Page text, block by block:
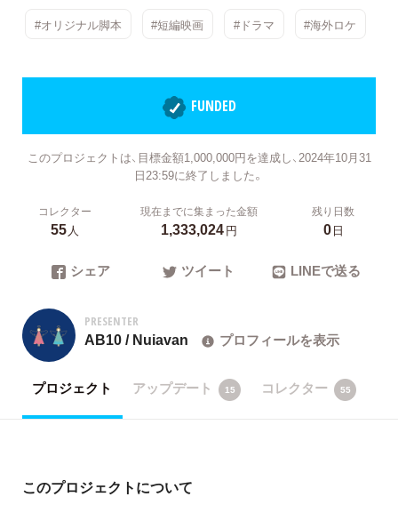
#オリジナル脚本 #短編映画 #ドラマ #海外ロケ
FUNDED
このプロジェクトは、目標金額1,000,000円を達成し、2024年10月31
日23:59に終了しました。
コレクター
55人
現在までに集まった金額
1,333,024円
残り日数
0日
シェア ツイート LINEで送る
PRESENTER
AB10 / Nuiavan プロフィールを表示
プロジェクト アップデート 15 コレクター 55
このプロジェクトについて